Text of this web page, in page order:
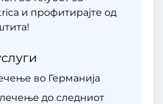
и профитирајте од
во Германија
до следниот